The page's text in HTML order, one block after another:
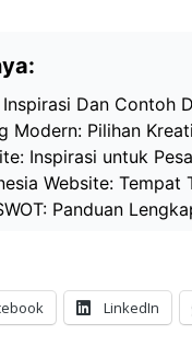
Dan Contoh
Modern: Pilihan
Inspirasi untuk
Website:
Panduan
LinkedIn